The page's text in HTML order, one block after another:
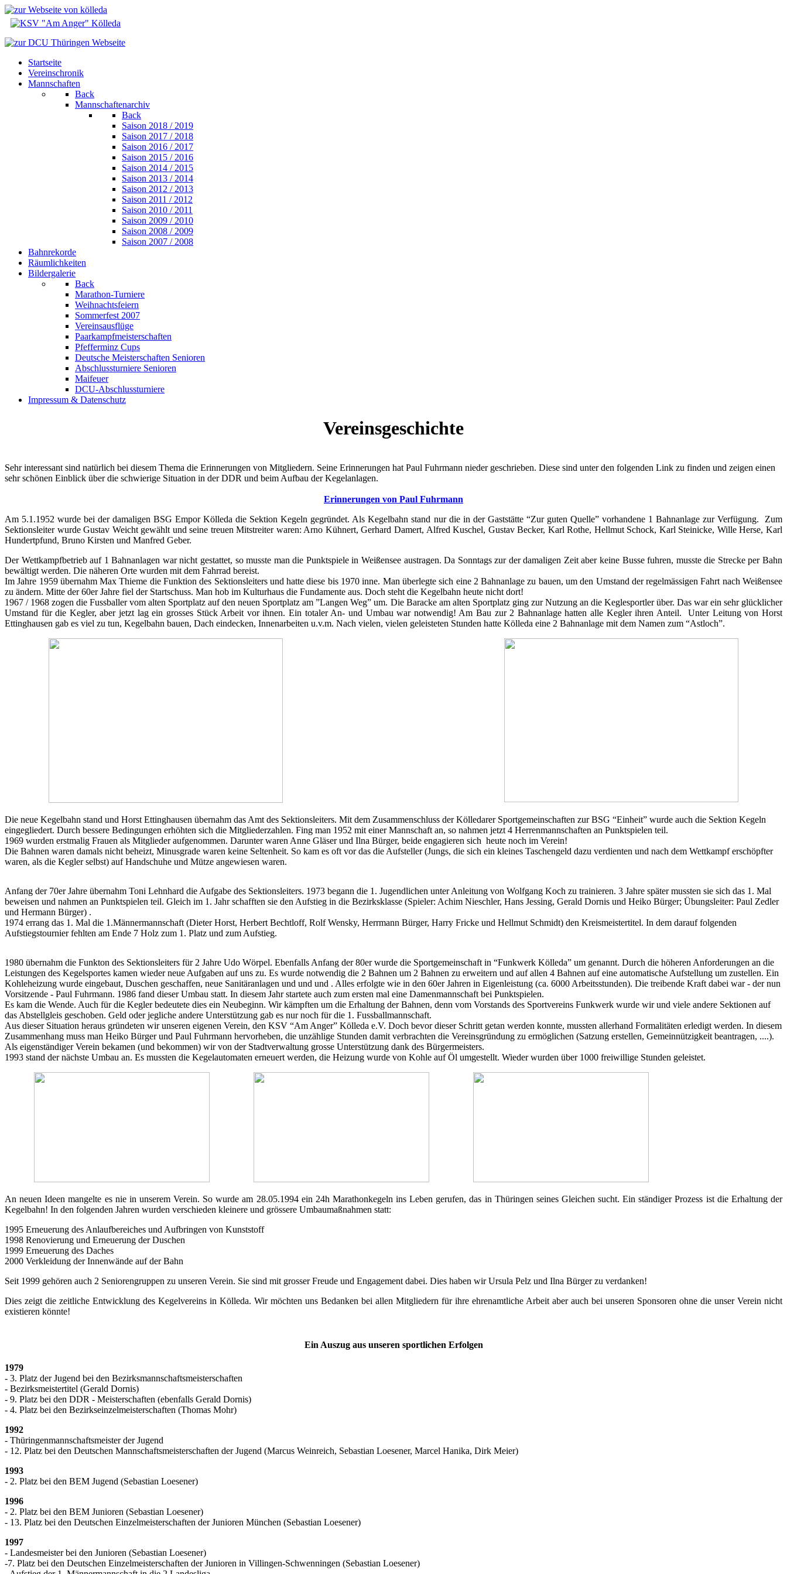
Startseite
Vereinschronik
Mannschaften
Back
Mannschaftenarchiv
Back
Saison 2018 / 2019
Saison 2017 / 2018
Saison 2016 / 2017
Saison 2015 / 2016
Saison 2014 / 2015
Saison 2013 / 2014
Saison 2012 / 2013
Saison 2011 / 2012
Saison 2010 / 2011
Saison 2009 / 2010
Saison 2008 / 2009
Saison 2007 / 2008
Bahnrekorde
Räumlichkeiten
Bildergalerie
Back
Marathon-Turniere
Weihnachtsfeiern
Sommerfest 2007
Vereinsausflüge
Paarkampfmeisterschaften
Pfefferminz Cups
Deutsche Meisterschaften Senioren
Abschlussturniere Senioren
Maifeuer
DCU-Abschlussturniere
Impressum & Datenschutz
Vereinsgeschichte
Sehr interessant sind natürlich bei diesem Thema die Erinnerungen von Mitgliedern. Seine Erinnerungen hat Paul Fuhrmann nieder geschrieben. Diese sind unter den folgenden Link zu finden und zeigen einen
sehr schönen Einblick über die schwierige Situation in der DDR und beim Aufbau der Kegelanlagen.
Erinnerungen von Paul Fuhrmann
Am 5.1.1952 wurde bei der damaligen BSG Empor Kölleda die Sektion Kegeln gegründet. Als Kegelbahn stand nur die in der Gaststätte “Zur guten Quelle” vorhandene 1 Bahnanlage zur Verfügung. Zum
Sektionsleiter wurde Gustav Weicht gewählt und seine treuen Mitstreiter waren: Arno Kühnert, Gerhard Damert, Alfred Kuschel, Gustav Becker, Karl Rothe, Hellmut Schock, Karl Steinicke, Wille Herse, Karl
Hundertpfund, Bruno Kirsten und Manfred Geber.
Der Wettkampfbetrieb auf 1 Bahnanlagen war nicht gestattet, so musste man die Punktspiele in Weißensee austragen. Da Sonntags zur der damaligen Zeit aber keine Busse fuhren, musste die Strecke per Bahn
bewältigt werden. Die näheren Orte wurden mit dem Fahrrad bereist.
Im Jahre 1959 übernahm Max Thieme die Funktion des Sektionsleiters und hatte diese bis 1970 inne. Man überlegte sich eine 2 Bahnanlage zu bauen, um den Umstand der regelmässigen Fahrt nach Weißensee
zu ändern. Mitte der 60er Jahre fiel der Startschuss. Man hob im Kulturhaus die Fundamente aus. Doch steht die Kegelbahn heute nicht dort!
1967 / 1968 zogen die Fussballer vom alten Sportplatz auf den neuen Sportplatz am ”Langen Weg” um. Die Baracke am alten Sportplatz ging zur Nutzung an die Keglesportler über. Das war ein sehr glücklicher
Umstand für die Kegler, aber jetzt lag ein grosses Stück Arbeit vor ihnen. Ein totaler An- und Umbau war notwendig! Am Bau zur 2 Bahnanlage hatten alle Kegler ihren Anteil. Unter Leitung von Horst
Ettinghausen gab es viel zu tun, Kegelbahn bauen, Dach eindecken, Innenarbeiten u.v.m. Nach vielen, vielen geleisteten Stunden hatte Kölleda eine 2 Bahnanlage mit dem Namen zum “Astloch”.
Die neue Kegelbahn stand und Horst Ettinghausen übernahm das Amt des Sektionsleiters. Mit dem Zusammenschluss der Kölledarer Sportgemeinschaften zur BSG “Einheit” wurde auch die Sektion Kegeln
eingegliedert. Durch bessere Bedingungen erhöhten sich die Mitgliederzahlen. Fing man 1952 mit einer Mannschaft an, so nahmen jetzt 4 Herrenmannschaften an Punktspielen teil.
1969 wurden erstmalig Frauen als Mitglieder aufgenommen. Darunter waren Anne Gläser und Ilna Bürger, beide engagieren sich heute noch im Verein!
Die Bahnen waren damals nicht beheizt, Minusgrade waren keine Seltenheit. So kam es oft vor das die Aufsteller (Jungs, die sich ein kleines Taschengeld dazu verdienten und nach dem Wettkampf erschöpfter
waren, als die Kegler selbst) auf Handschuhe und Mütze angewiesen waren.
Anfang der 70er Jahre übernahm Toni Lehnhard die Aufgabe des Sektionsleiters. 1973 begann die 1. Jugendlichen unter Anleitung von Wolfgang Koch zu trainieren. 3 Jahre später mussten sie sich das 1. Mal
beweisen und nahmen an Punktspielen teil. Gleich im 1. Jahr schafften sie den Aufstieg in die Bezirksklasse (Spieler: Achim Nieschler, Hans Jessing, Gerald Dornis und Heiko Bürger; Übungsleiter: Paul Zedler
und Hermann Bürger) .
1974 errang das 1. Mal die 1.Männermannschaft (Dieter Horst, Herbert Bechtloff, Rolf Wensky, Herrmann Bürger, Harry Fricke und Hellmut Schmidt) den Kreismeistertitel. In dem darauf folgenden
Aufstiegstournier fehlten am Ende 7 Holz zum 1. Platz und zum Aufstieg.
1980 übernahm die Funkton des Sektionsleiters für 2 Jahre Udo Wörpel. Ebenfalls Anfang der 80er wurde die Sportgemeinschaft in “Funkwerk Kölleda” um genannt. Durch die höheren Anforderungen an die
Leistungen des Kegelsportes kamen wieder neue Aufgaben auf uns zu. Es wurde notwendig die 2 Bahnen um 2 Bahnen zu erweitern und auf allen 4 Bahnen auf eine automatische Aufstellung um zustellen. Ein
Kohleheizung wurde eingebaut, Duschen geschaffen, neue Sanitäranlagen und und und . Alles erfolgte wie in den 60er Jahren in Eigenleistung (ca. 6000 Arbeitsstunden). Die treibende Kraft dabei war - der nun
Vorsitzende - Paul Fuhrmann. 1986 fand dieser Umbau statt. In diesem Jahr startete auch zum ersten mal eine Damenmannschaft bei Punktspielen.
Es kam die Wende. Auch für die Kegler bedeutete dies ein Neubeginn. Wir kämpften um die Erhaltung der Bahnen, denn vom Vorstands des Sportvereins Funkwerk wurde wir und viele andere Sektionen auf
das Abstellgleis geschoben. Geld oder jegliche andere Unterstützung gab es nur noch für die 1. Fussballmannschaft.
Aus dieser Situation heraus gründeten wir unseren eigenen Verein, den KSV “Am Anger” Kölleda e.V. Doch bevor dieser Schritt getan werden konnte, mussten allerhand Formalitäten erledigt werden. In diesem
Zusammenhang muss man Heiko Bürger und Paul Fuhrmann hervorheben, die unzählige Stunden damit verbrachten die Vereinsgründung zu ermöglichen (Satzung erstellen, Gemeinnützigkeit beantragen, ....).
Als eigenständiger Verein bekamen (und bekommen) wir von der Stadtverwaltung grosse Unterstützung dank des Bürgermeisters.
1993 stand der nächste Umbau an. Es mussten die Kegelautomaten erneuert werden, die Heizung wurde von Kohle auf Öl umgestellt. Wieder wurden über 1000 freiwillige Stunden geleistet.
An neuen Ideen mangelte es nie in unserem Verein. So wurde am 28.05.1994 ein 24h Marathonkegeln ins Leben gerufen, das in Thüringen seines Gleichen sucht. Ein ständiger Prozess ist die Erhaltung der
Kegelbahn! In den folgenden Jahren wurden verschieden kleinere und grössere Umbaumaßnahmen statt:
1995 Erneuerung des Anlaufbereiches und Aufbringen von Kunststoff
1998 Renovierung und Erneuerung der Duschen
1999 Erneuerung des Daches
2000 Verkleidung der Innenwände auf der Bahn
Seit 1999 gehören auch 2 Seniorengruppen zu unseren Verein. Sie sind mit grosser Freude und Engagement dabei. Dies haben wir Ursula Pelz und Ilna Bürger zu verdanken!
Dies zeigt die zeitliche Entwicklung des Kegelvereins in Kölleda. Wir möchten uns Bedanken bei allen Mitgliedern für ihre ehrenamtliche Arbeit aber auch bei unseren Sponsoren ohne die unser Verein nicht
existieren könnte!
Ein Auszug aus unseren sportlichen Erfolgen
1979
- 3. Platz der Jugend bei den Bezirksmannschaftsmeisterschaften
- Bezirksmeistertitel (Gerald Dornis)
- 9. Platz bei den DDR - Meisterschaften (ebenfalls Gerald Dornis)
- 4. Platz bei den Bezirkseinzelmeisterschaften (Thomas Mohr)
1992
- Thüringenmannschaftsmeister der Jugend
- 12. Platz bei den Deutschen Mannschaftsmeisterschaften der Jugend (Marcus Weinreich, Sebastian Loesener, Marcel Hanika, Dirk Meier)
1993
- 2. Platz bei den BEM Jugend (Sebastian Loesener)
1996
- 2. Platz bei den BEM Junioren (Sebastian Loesener)
- 13. Platz bei den Deutschen Einzelmeisterschaften der Junioren München (Sebastian Loesener)
1997
- Landesmeister bei den Junioren (Sebastian Loesener)
-7. Platz bei den Deutschen Einzelmeisterschaften der Junioren in Villingen-Schwenningen (Sebastian Loesener)